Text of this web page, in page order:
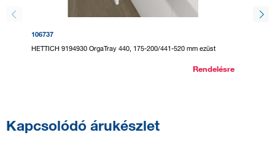
106737
HETTICH 9194930 OrgaTray 440, 175-200/441-520 mm ezüst
Rendelésre
Kapcsolódó árukészlet